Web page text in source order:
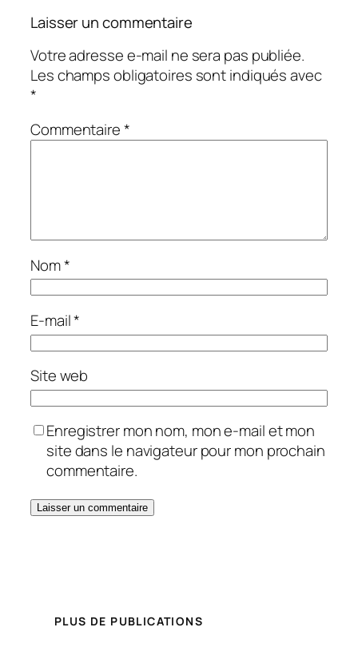
Laisser un commentaire
Votre adresse e-mail ne sera pas publiée.
Les champs obligatoires sont indiqués avec
*
Commentaire*
Nom*
E-mail*
Site web
Enregistrer mon nom, mon e-mail et mon
site dans le navigateur pour mon prochain
commentaire.
PLUS DE PUBLICATIONS